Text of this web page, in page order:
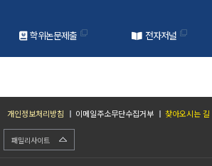
학위논문제출 전자저널
개인정보처리방침 이메일주소무단수집거부 찾아오시는 길
패밀리사이트